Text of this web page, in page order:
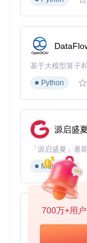
700万+用
游戏工作室通过
yDiffusion的能
教育科技公司利
育视频，学生参
5分钟上手
准备环境
git clone
cd
基于大模型算子
Python
源启盛
Markdown
py-